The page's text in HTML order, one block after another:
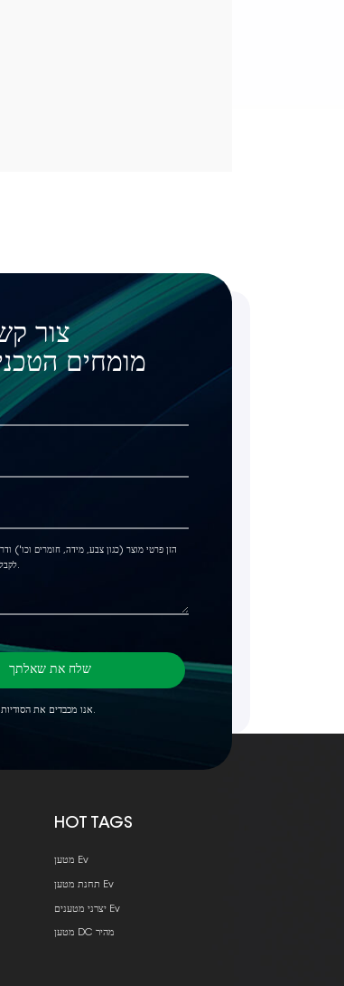
צור
מומחים
שלח את שאלתך
*אנו מכבדים את הסודיות שלך וכל המידע מוגן.
HOT TAGS
מטען Ev
תחנת מטען Ev
יצרני מטענים Ev
מטען DC מהיר